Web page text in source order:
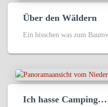
Über den Wäldern
Ein bisschen was zum
Ich hasse